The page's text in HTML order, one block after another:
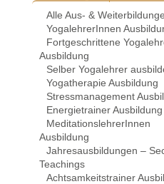
Alle Aus- &
YogalehrerInnen
Fortgeschrittene
Ausbildung
Selber Yogalehrer
Yogatherapie Ausbildung
Stressmanagement
Energietrainer Ausbildung
MeditationslehrerInnen
Ausbildung
Jahresausbildungen –
Teachings
Achtsamkeitstrainer